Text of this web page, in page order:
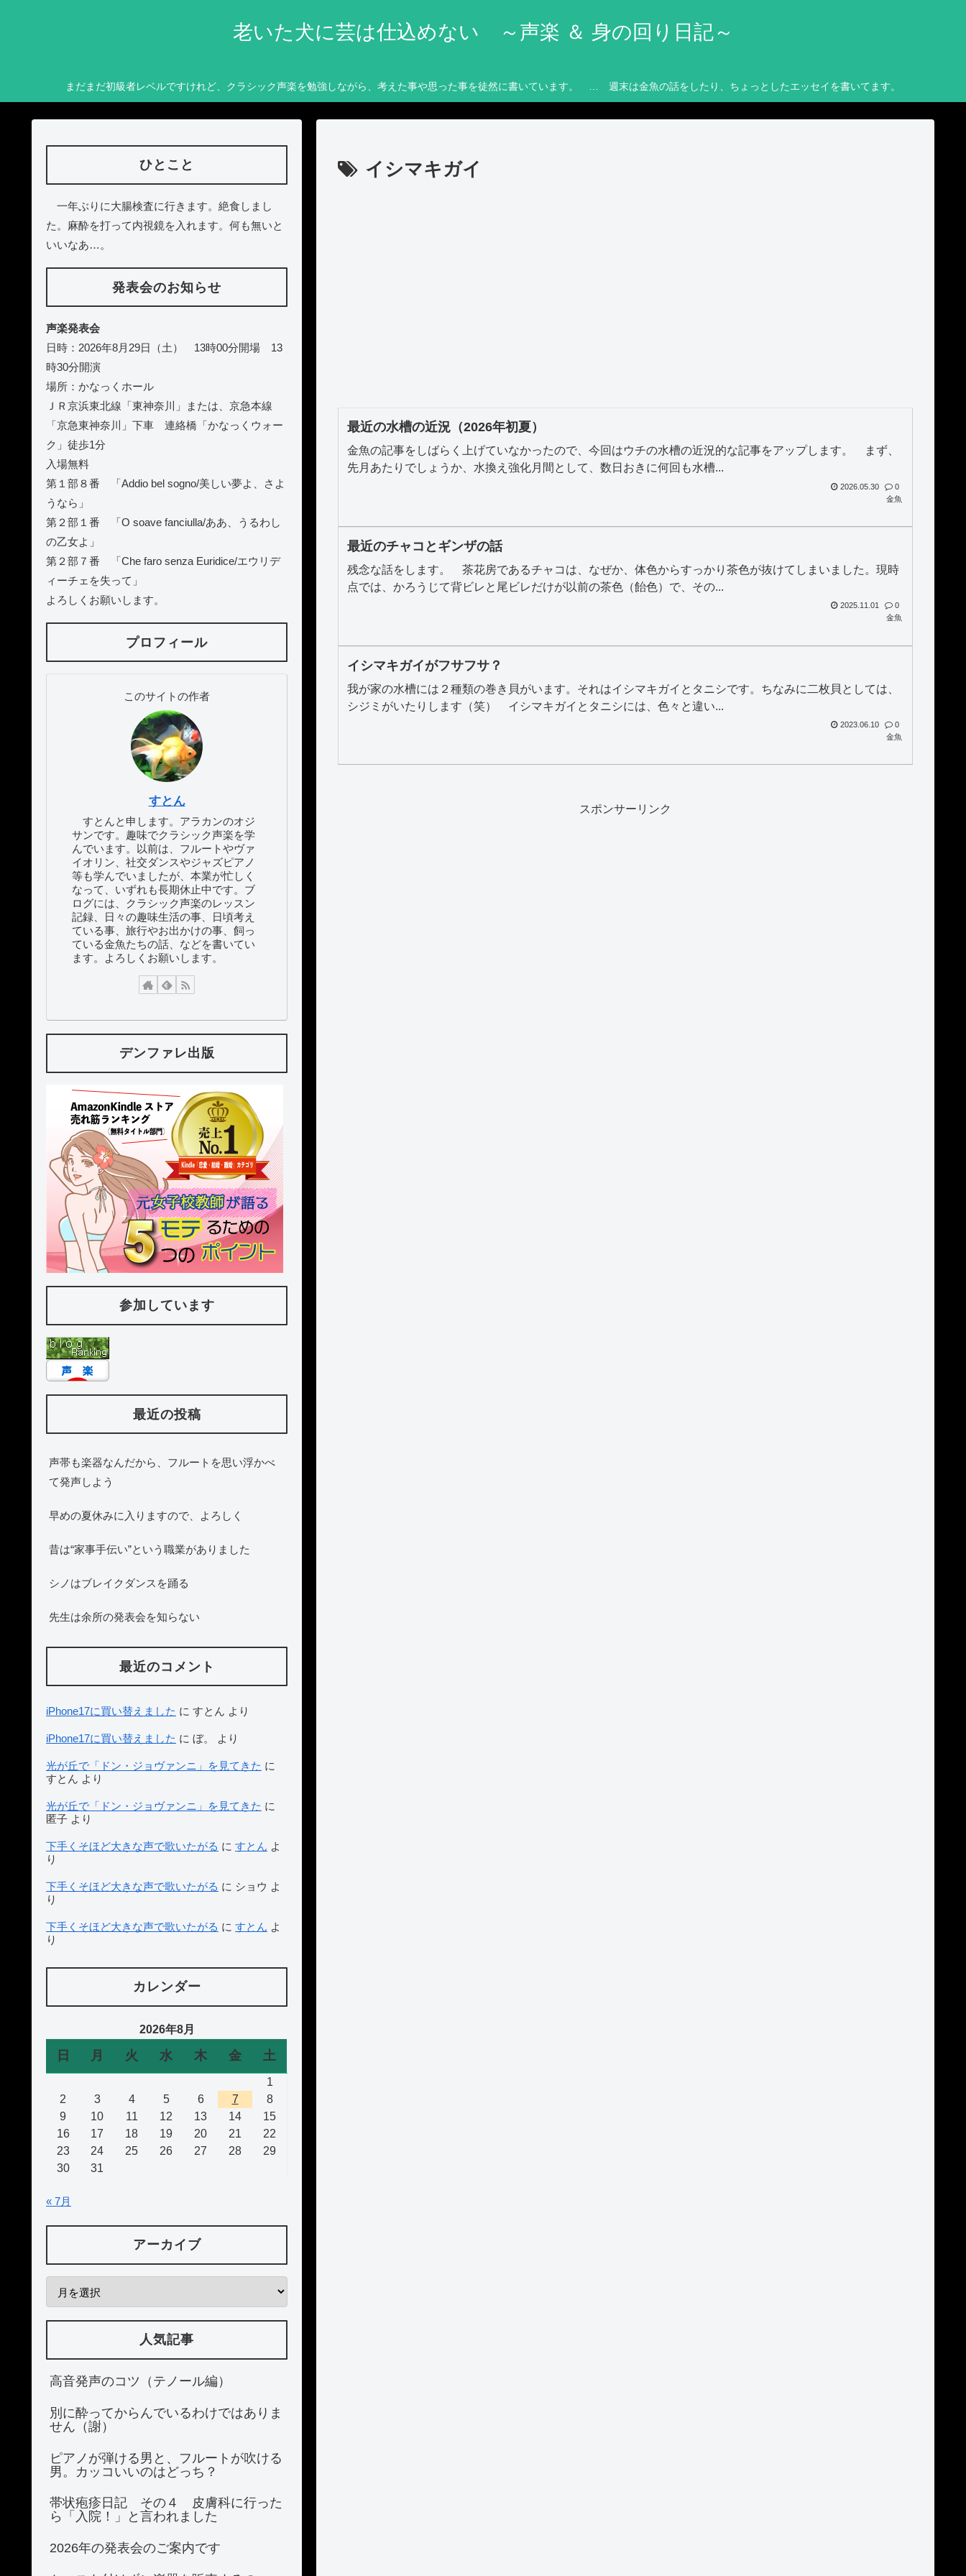
老いた犬に芸は仕込めない ～声楽 ＆ 身の回り日記～
まだまだ初級者レベルですけれど、クラシック声楽を勉強しながら、考えた事や思った事を徒然に書いています。 … 週末は金魚の話をしたり、ちょっとしたエッセイを書いてます。
イシマキガイ
最近の水槽の近況（2026年初夏）
金魚の記事をしばらく上げていなかったので、今回はウチの水槽の近況的な記事をアップします。 まず、
先月あたりでしょうか、水換え強化月間として、数日おきに何回も水槽...
2026.05.30
0
金魚
最近のチャコとギンザの話
残念な話をします。 茶花房であるチャコは、なぜか、体色からすっかり茶色が抜けてしまいました。現時
点では、かろうじて背ビレと尾ビレだけが以前の茶色（飴色）で、その...
2025.11.01
0
金魚
イシマキガイがフサフサ？
我が家の水槽には２種類の巻き貝がいます。それはイシマキガイとタニシです。ちなみに二枚貝としては、
シジミがいたりします（笑） イシマキガイとタニシには、色々と違い...
2023.06.10
0
金魚
スポンサーリンク
ひとこと
一年ぶりに大腸検査に行きます。絶食しまし
た。麻酔を打って内視鏡を入れます。何も無いと
いいなあ…。
発表会のお知らせ
声楽発表会
日時：2026年8月29日（土） 13時00分開場 13
時30分開演
場所：かなっくホール
ＪＲ京浜東北線「東神奈川」または、京急本線
「京急東神奈川」下車 連絡橋「かなっくウォー
ク」徒歩1分
入場無料
第１部８番 「Addio bel sogno/美しい夢よ、さよ
うなら」
第２部１番 「O soave fanciulla/ああ、うるわし
の乙女よ」
第２部７番 「Che faro senza Euridice/エウリデ
ィーチェを失って」
よろしくお願いします。
プロフィール
このサイトの作者
すとん
すとんと申します。アラカンのオジ
サンです。趣味でクラシック声楽を学
んでいます。以前は、フルートやヴァ
イオリン、社交ダンスやジャズピアノ
等も学んでいましたが、本業が忙しく
なって、いずれも長期休止中です。ブ
ログには、クラシック声楽のレッスン
記録、日々の趣味生活の事、日頃考え
ている事、旅行やお出かけの事、飼っ
ている金魚たちの話、などを書いてい
ます。よろしくお願いします。
デンファレ出版
参加しています
最近の投稿
声帯も楽器なんだから、フルートを思い浮かべ
て発声しよう
早めの夏休みに入りますので、よろしく
昔は“家事手伝い”という職業がありました
シノはブレイクダンスを踊る
先生は余所の発表会を知らない
最近のコメント
iPhone17に買い替えました に すとん より
iPhone17に買い替えました に ぼ。 より
光が丘で「ドン・ジョヴァンニ」を見てきた に
すとん より
光が丘で「ドン・ジョヴァンニ」を見てきた に
匿子 より
下手くそほど大きな声で歌いたがる に すとん よ
り
下手くそほど大きな声で歌いたがる に ショウ よ
り
下手くそほど大きな声で歌いたがる に すとん よ
り
カレンダー
2026年8月
日 月 火 水 木 金 土
1
2
3 4 5 6 7
8
9
10 11 12 13 14
15
16
17 18 19 20 21
22
23
24 25 26 27 28
29
30
31
« 7月
アーカイブ
人気記事
高音発声のコツ（テノール編）
別に酔ってからんでいるわけではありま
せん（謝）
ピアノが弾ける男と、フルートが吹ける
男。カッコいいのはどっち？
帯状疱疹日記 その４ 皮膚科に行った
ら「入院！」と言われました
2026年の発表会のご案内です